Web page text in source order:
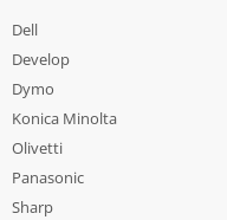
Dell
Develop
Dymo
Konica Minolta
Olivetti
Panasonic
Sharp